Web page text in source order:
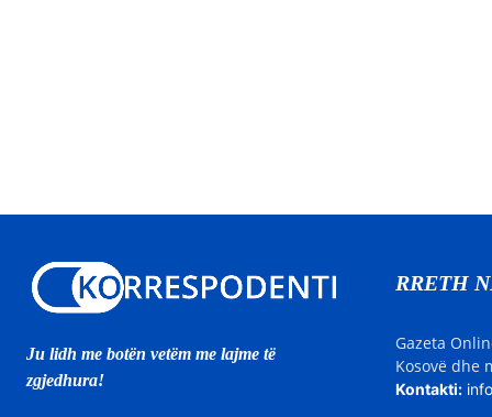
Ju lidh me botën vetëm me lajme të
zgjedhura!
RRETH
Gazeta
Kosovë dhe
Kontakti: